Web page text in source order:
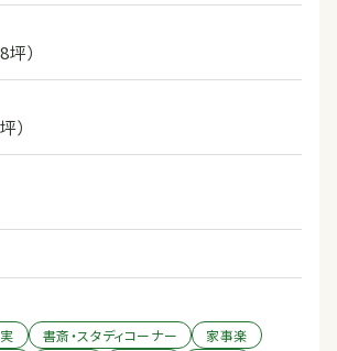
）
）
書斎・スタディコーナー
家事楽